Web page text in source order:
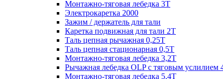
Монтажно-тяговая лебедка 3Т
Электрокаретка 2000
Зажим / держатель для тали
Каретка подвижная для тали 2Т
Таль цепная рычажная 0,25Т
Таль цепная стационарная 0,5Т
Монтажно-тяговая лебедка 3,2Т
Рычажная лебедка OLP с тяговым услилием
Монтажно-тяговая лебедка 5,4Т